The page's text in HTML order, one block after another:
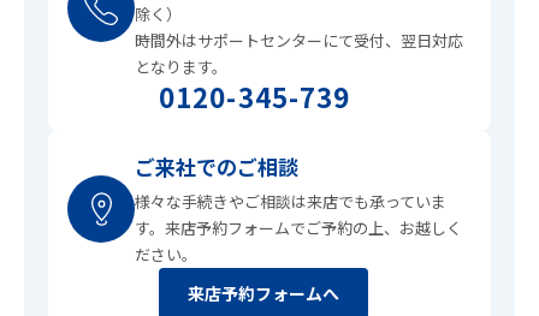
除く）
時間外はサポートセンターにて受付、翌日対応
となります。
0120-345-739
ご来社でのご相談
様々な手続きやご相談は来店でも承っていま
す。来店予約フォームでご予約の上、お越しく
ださい。
来店予約フォームへ